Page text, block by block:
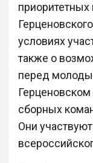
приоритетных
условиях
также о
перед
сборных
Они